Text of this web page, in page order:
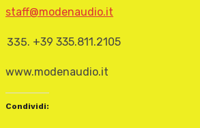
staff@modenaudio.it
+39 335.811.2105
www.modenaudio.it
Condividi: